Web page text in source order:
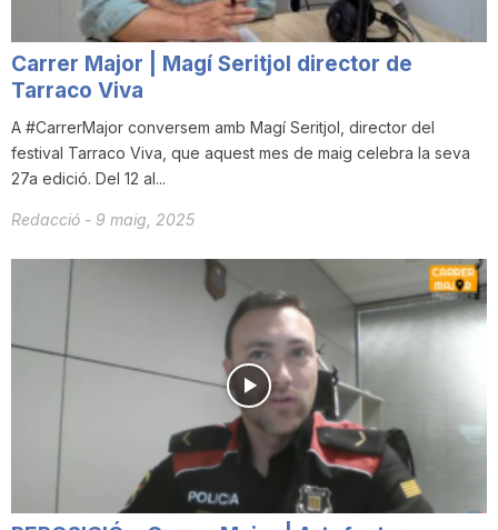
t
a
t
a
Carrer Major | Magí Seritjol director de
Tarraco Viva
A #CarrerMajor conversem amb Magí Seritjol, director del
festival Tarraco Viva, que aquest mes de maig celebra la seva
27a edició. Del 12 al...
Redacció - 9 maig, 2025